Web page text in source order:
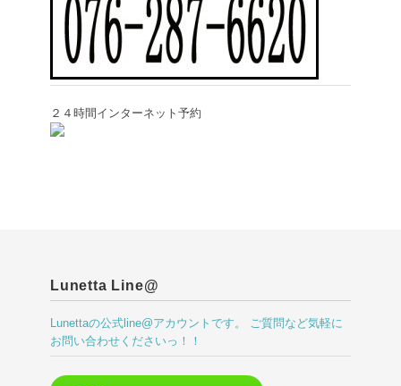
２４時間インターネット予約
Lunetta Line@
Lunettaの公式line@アカウントです。 ご質問など気軽に
お問い合わせくださいっ！！